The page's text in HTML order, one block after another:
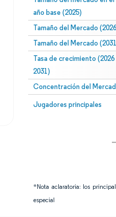
año base (2025)
Tamaño del Mercado
Tamaño del Mercado
Tasa de crecimiento (2026
2031)
Concentración del
Jugadores principales
*Nota aclaratoria: los
especial
Imagen © Mordor Intelligence.
atribución según CC BY 4.0.